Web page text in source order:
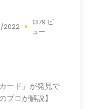
2022
1379 ビ
ュー
ード」が発見で
プロが解説】